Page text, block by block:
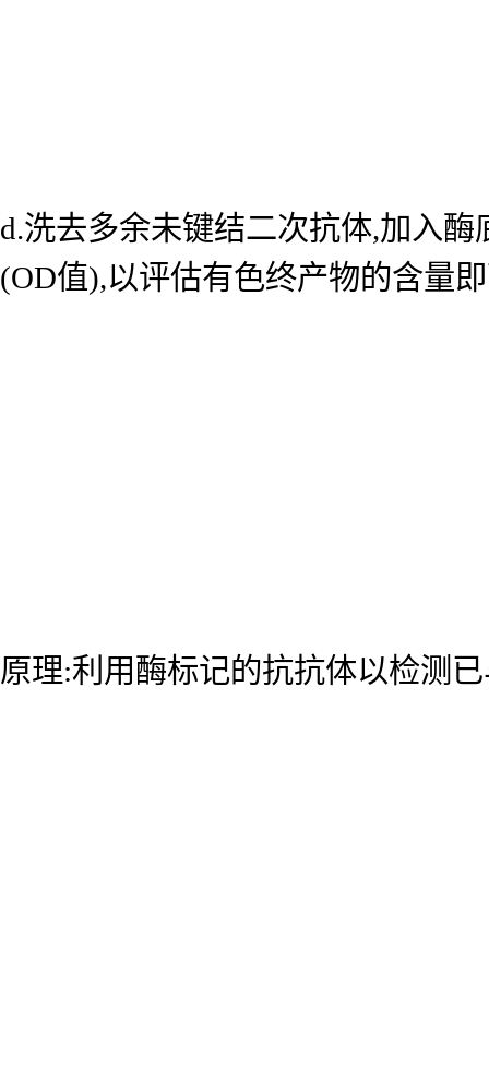
d.洗去多余未键结二次抗体,加入
(OD值),以评估有色终产物的含量
原理:利用酶标记的抗抗体以检测